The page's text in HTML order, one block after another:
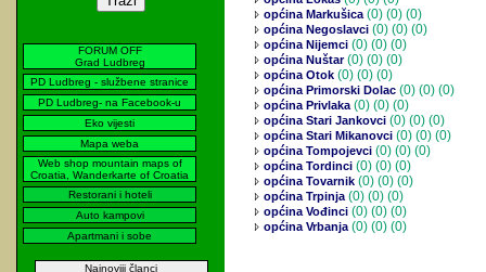
FORUM OFF
Grad Ludbreg
PD Ludbreg - službene stranice
PD Ludbreg- na Facebook-u
Eko vijesti
Mapa weba
Web shop mountain maps of
Croatia, Wanderkarte of Croatia
Restorani i hoteli
Auto kampovi
Apartmani i sobe
Najnoviji članci
općina Markušica(0) (0) (0)
općina Negoslavci (0) (0) (0)
općina Nijemci (0) (0) (0)
općina Nuštar(0) (0) (0)
općina Otok (0) (0) (0)
općina Primorski Dolac (0) (0) (0)
općina Privlaka(0) (0) (0)
općina Stari Jankovci (0) (0) (0)
općina Stari Mikanovci (0) (0) (0)
općina Tompojevci (0) (0) (0)
općina Tordinci (0) (0) (0)
općina Tovarnik (0) (0) (0)
općina Trpinja(0) (0) (0)
općina Vođinci (0) (0) (0)
općina Vrbanja(0) (0) (0)